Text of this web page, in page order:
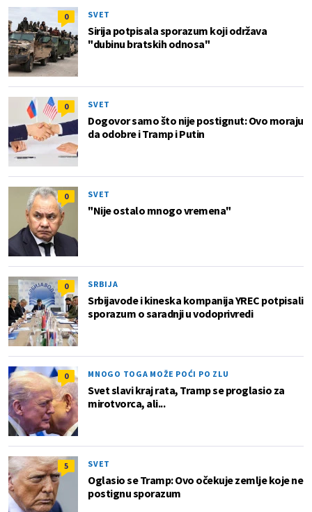
0 SVET
Sirija potpisala sporazum koji održava
"dubinu bratskih odnosa"
0 SVET
Dogovor samo što nije postignut: Ovo moraju
da odobre i Tramp i Putin
0 SVET
"Nije ostalo mnogo vremena"
0 SRBIJA
Srbijavode i kineska kompanija YREC potpisali
sporazum o saradnji u vodoprivredi
0 MNOGO TOGA MOŽE POĆI PO ZLU
Svet slavi kraj rata, Tramp se proglasio za
mirotvorca, ali...
5 SVET
Oglasio se Tramp: Ovo očekuje zemlje koje ne
postignu sporazum